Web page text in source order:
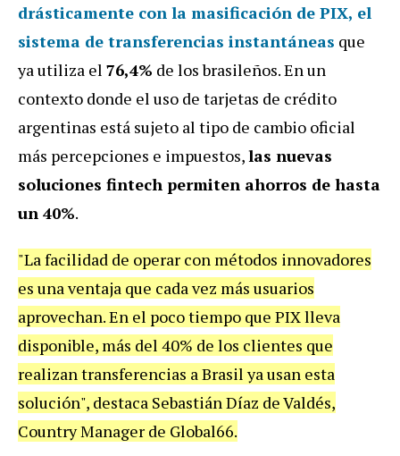
drásticamente con la masificación de PIX, el
sistema de transferencias instantáneas que
ya utiliza el 76,4% de los brasileños. En un
contexto donde el uso de tarjetas de crédito
argentinas está sujeto al tipo de cambio oficial
más percepciones e impuestos,las nuevas
soluciones fintech permiten ahorros de hasta
un 40%.
"La facilidad de operar con métodos innovadores
es una ventaja que cada vez más usuarios
aprovechan. En el poco tiempo que PIX lleva
disponible, más del 40% de los clientes que
realizan transferencias a Brasil ya usan esta
solución", destaca Sebastián Díaz de Valdés,
Country Manager de Global66.